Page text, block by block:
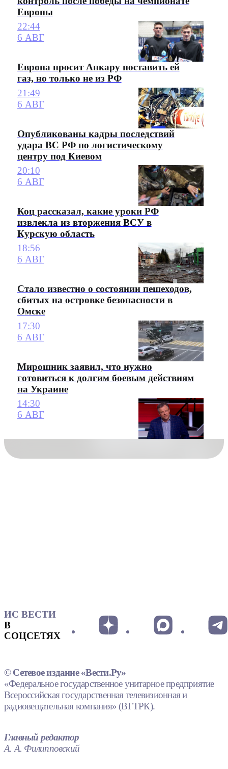
Европы
22:44
6 АВГ
Европа просит Анкару поставить ей
газ, но только не из РФ
21:49
6 АВГ
Опубликованы кадры последствий
удара ВС РФ по логистическому
центру под Киевом
20:10
6 АВГ
Коц рассказал, какие уроки РФ
извлекла из вторжения ВСУ в
Курскую область
18:56
6 АВГ
Стало известно о состоянии пешеходов,
сбитых на островке безопасности в
Омске
17:30
6 АВГ
Мирошник заявил, что нужно
готовиться к долгим боевым действиям
на Украине
14:30
6 АВГ
ИС ВЕСТИ
В
СОЦСЕТЯХ
© Сетевое издание «Вести.Ру»
«Федеральное государственное унитарное предприятие
Всероссийская государственная телевизионная и
радиовещательная компания» (ВГТРК).
Главный редактор
А. А. Филипповский